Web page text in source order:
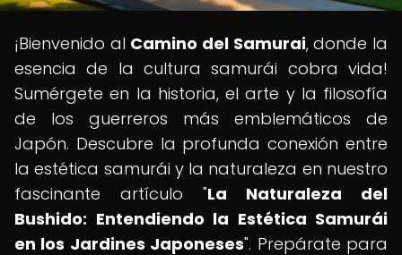
¡Bienvenido al Camino del Samurai, donde la
esencia de la cultura samurái cobra vida!
Sumérgete en la historia, el arte y la filosofía
de los guerreros más emblemáticos de
Japón. Descubre la profunda conexión entre
la estética samurái y la naturaleza en nuestro
fascinante artículo "La Naturaleza del
Bushido: Entendiendo la Estética Samurái
en los Jardines Japoneses". Prepárate para